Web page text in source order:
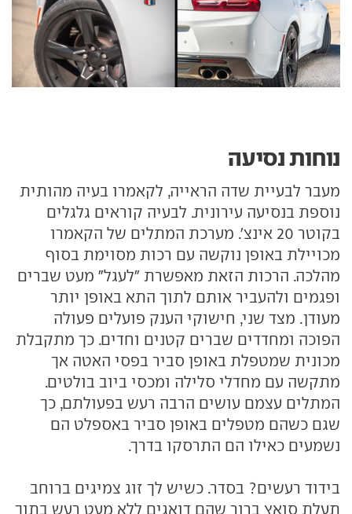
נוחות נסיעה
מעבר לבעיית שדה הראייה, לקאמרו בעיה מהותית
נוספת בנסיעה עירונית. לבעיה קוראים גלגלים
בקוטר 20 אינצ'. מערכת המתלים של הקאמרו
מכויילת באופן נוקשה עם רכות מסוימת בסוף
מהלכה. הרכות הזאת מאפשרת "לעגל" מעט שברים
ופגמים ולהעביר אותם לתוך התא באופן יותר
מעודן. מצד שני, חישוקי הענק פועלים פעולה
הפוכה ומחדדים שברים קטנים וחדים. כך מתקבלת
מכונית שמטפלת באופן סביר בפסי האטה אך
מתקשה עם מחדלי סלילה ומכסי ביוב בולטים.
המתלים עצמם עושים הרבה רעש בפעולתם, כך
שגם כשהם מטפלים באופן סביר באספלט הם
נשמעים כאילו הם התרסקו בדרך.
בידוד רעשים? בסדר. כשיש לך זוג צמיגים ברוחב
תעלת סואץ ברור שהם דואגים ללא מעט רעש בתוך